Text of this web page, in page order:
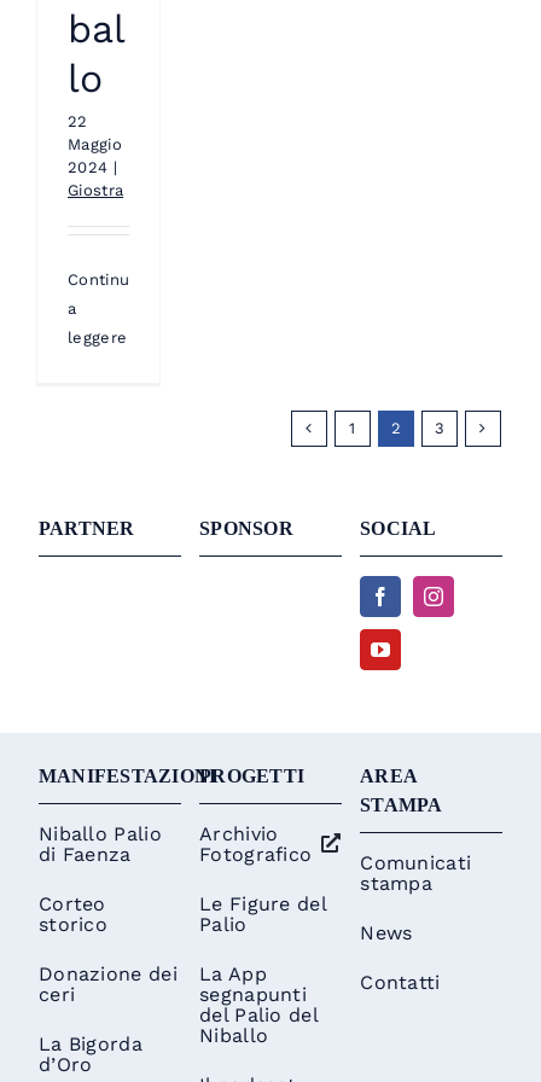
bal
lo
22
Maggio
2024 |
Giostra
Continua
a
leggere
1 2 3
PARTNER SPONSOR SOCIAL
MANIFESTAZIONI
Niballo Palio
di Faenza
Corteo
storico
Donazione dei
ceri
La Bigorda
d’Oro
PROGETTI
Archivio
Fotografico
Le Figure del
Palio
La App
segnapunti
del Palio del
Niballo
AREA
STAMPA
Comunicati
stampa
News
Contatti